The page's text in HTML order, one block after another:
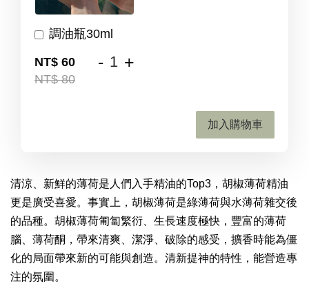
調油瓶30ml
NT$ 60
NT$ 80
- +
加入購物車
清涼、新鮮的薄荷是人們入手精油的Top3，胡椒薄荷精油
更是廣受喜愛。事實上，胡椒薄荷是綠薄荷與水薄荷雜交後
的品種。胡椒薄荷匍匐繁衍、生長速度極快，豐富的薄荷
腦、薄荷酮，帶來清爽、潔淨、破除的感受，擴香時能為僵
化的局面帶來新的可能與創造。清新提神的特性，能營造專
注的氛圍。